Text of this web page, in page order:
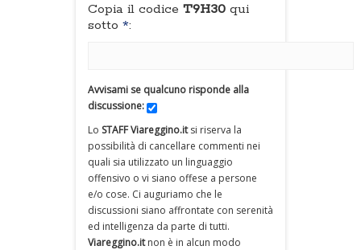
Copia il codice T9H30 qui
sotto *:
Avvisami se qualcuno risponde alla
discussione:
Lo STAFF Viareggino.itsi riserva la
possibilità di cancellare commenti nei
quali sia utilizzato un linguaggio
offensivo o vi siano offese a persone
e/o cose. Ci auguriamo che le
discussioni siano affrontate con serenità
ed intelligenza da parte di tutti.
Viareggino.itnon è in alcun modo